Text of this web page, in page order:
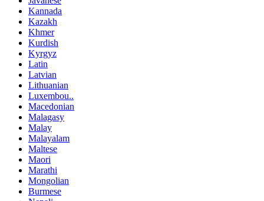
Kannada
Kazakh
Khmer
Kurdish
Kyrgyz
Latin
Latvian
Lithuanian
Luxembou..
Macedonian
Malagasy
Malay
Malayalam
Maltese
Maori
Marathi
Mongolian
Burmese